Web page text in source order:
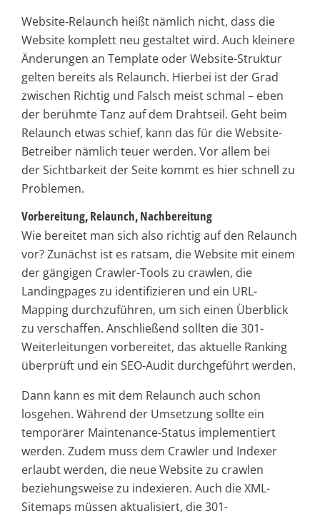
Website-Relaunch heißt nämlich nicht, dass die
Website komplett neu gestaltet wird. Auch kleinere
Änderungen an Template oder Website-Struktur
gelten bereits als Relaunch. Hierbei ist der Grad
zwischen Richtig und Falsch meist schmal – eben
der berühmte Tanz auf dem Drahtseil. Geht beim
Relaunch etwas schief, kann das für die Website-
Betreiber nämlich teuer werden. Vor allem bei
der Sichtbarkeit der Seite kommt es hier schnell zu
Problemen.
Vorbereitung, Relaunch, Nachbereitung
Wie bereitet man sich also richtig auf den Relaunch
vor? Zunächst ist es ratsam, die Website mit einem
der gängigen Crawler-Tools zu crawlen, die
Landingpages zu identifizieren und ein URL-
Mapping durchzuführen, um sich einen Überblick
zu verschaffen. Anschließend sollten die 301-
Weiterleitungen vorbereitet, das aktuelle Ranking
überprüft und ein SEO-Audit durchgeführt werden.
Dann kann es mit dem Relaunch auch schon
losgehen. Während der Umsetzung sollte ein
temporärer Maintenance-Status implementiert
werden. Zudem muss dem Crawler und Indexer
erlaubt werden, die neue Website zu crawlen
beziehungsweise zu indexieren. Auch die XML-
Sitemaps müssen aktualisiert, die 301-